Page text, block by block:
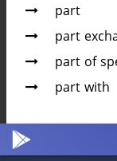
part
part
part of
part with